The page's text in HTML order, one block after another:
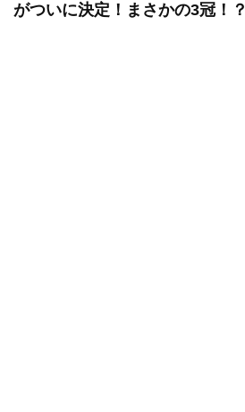
がついに決定！まさかの3冠！？